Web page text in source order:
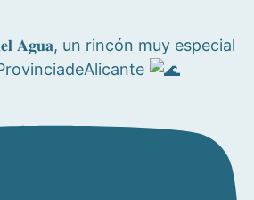
𝐀𝐠𝐮𝐚, un rincón muy especial